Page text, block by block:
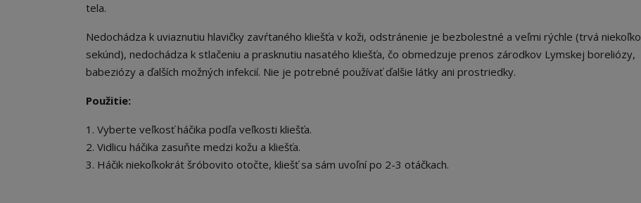
tela.
Nedochádza k uviaznutiu hlavičky zavŕtaného kliešťa v koži, odstránenie je bezbolestné a veľmi rýchle (trvá niekoľko
sekúnd), nedochádza k stlačeniu a prasknutiu nasatého kliešťa, čo obmedzuje prenos zárodkov Lymskej boreliózy,
babeziózy a ďalších možných infekcií. Nie je potrebné používať ďalšie látky ani prostriedky.
Použitie:
1. Vyberte veľkosť háčika podľa veľkosti kliešťa.
2. Vidlicu háčika zasuňte medzi kožu a kliešťa.
3. Háčik niekoľkokrát šróbovito otočte, kliešť sa sám uvoľní po 2-3 otáčkach.